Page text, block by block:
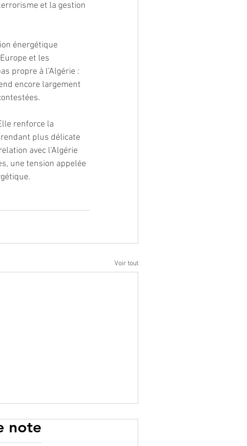
et la gestion
énergétique
et les
propre à l’Algérie :
encore largement
renforce la
plus délicate
avec l’Algérie
une tension appelée
Voir tout
note